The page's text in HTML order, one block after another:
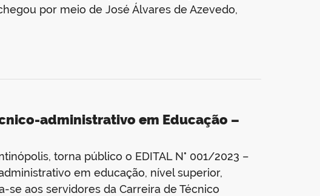
por meio de José Álvares de Azevedo,
administrativo em Educação –
torna público o EDITAL N° 001/2023 –
em educação, nível superior,
se aos servidores da Carreira de Técnico